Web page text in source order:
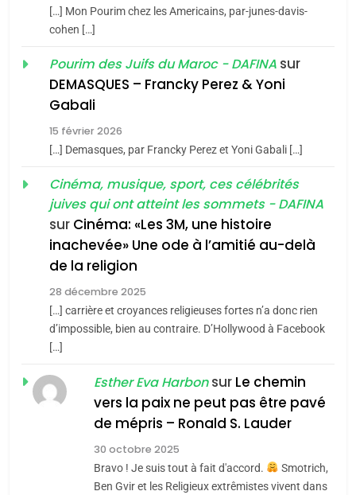
«Tu dis génocide, je dis
guerre»: La nouvelle
Tout sur la Nostalgie
SOUVENIRS
l’alliance pourrait
s’étendre à 13 pays
d’Amérique latine
ISRAÉL JUDAISME
2025, l’année la plus
meurtrière selon le
rapport d’ADL contre
l’antisémitisme
FRANCE ISRAÉL
FIÈRE, DIGNE ET RÉSILIENTE :
[…] Mon Pourim chez les Americains, par-junes-davis-
cohen […]
Pourim des Juifs du Maroc - DAFINA sur
DEMASQUES – Francky Perez & Yoni
Gabali
15 février 2026
[…] Demasques, par Francky Perez et Yoni Gabali […]
Cinéma, musique, sport, ces célébrités
juives qui ont atteint les sommets - DAFINA
sur Cinéma: «Les 3M, une histoire
inachevée» Une ode à l’amitié au-delà
de la religion
28 décembre 2025
[…] carrière et croyances religieuses fortes n’a donc rien
d’impossible, bien au contraire. D’Hollywood à Facebook
[…]
Esther Eva Harbonsur Le chemin
vers la paix ne peut pas être pavé
de mépris – Ronald S. Lauder
30 octobre 2025
Bravo ! Je suis tout à fait d'accord.
Smotrich,
Ben Gvir et les Religieux extrêmistes vivent dans
2025, l’année la plus
d’ADL contre
l’antisémitisme
FRANCE ISRAÉL
POURQUOI JE REVENDIQUE
Zrihen-Dvir
CE QUI NOUS MANQUE –
Jacques Hadida
JUDAISME
Maroc : Les amandes de
Azilal consacrés produits
du terroir
DAFINA MAROC
Oeil ravageur – Vanessa De
Loya Stauber
CINEMA ISRAÉL